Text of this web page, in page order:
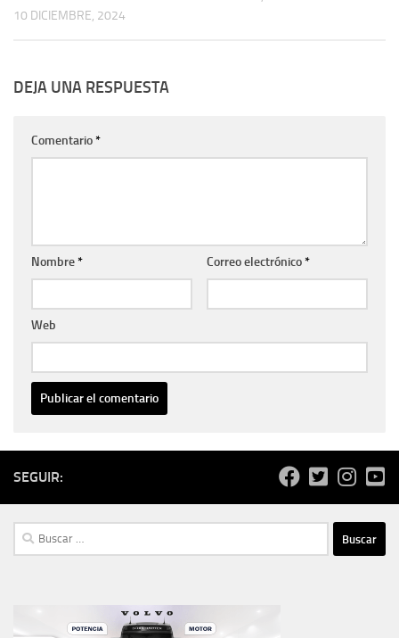
10 DICIEMBRE, 2024
DEJA UNA RESPUESTA
Comentario*
Nombre* Correo electrónico*
Web
SEGUIR:
Buscar: